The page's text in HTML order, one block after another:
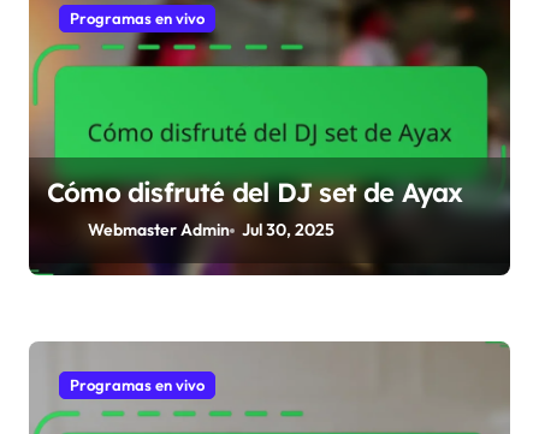
Programas en vivo
Cómo disfruté del DJ set de Ayax
Webmaster Admin Jul 30, 2025
Programas en vivo